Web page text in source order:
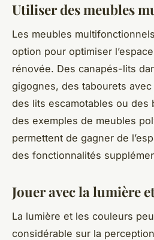
Utiliser des meubles
Les meubles
option pour optimiser
rénovée. Des canapés-lits
gigognes, des tabourets
des lits escamotables ou des
des exemples de meubles
permettent de gagner de
des fonctionnalités
Jouer avec la lumière
La lumière et les couleurs
considérable sur la